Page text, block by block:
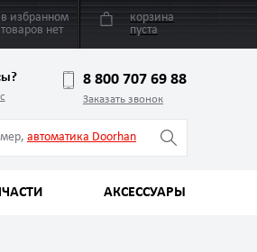
в избранном
товаров нет
корзина
пуста
8 800 707 69 88
Заказать звонок
автоматика Doorhan
АКСЕССУАРЫ